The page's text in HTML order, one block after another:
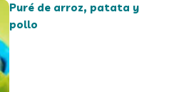
Puré de arroz, patata y
pollo